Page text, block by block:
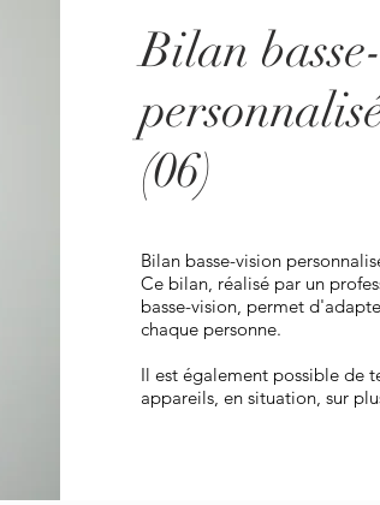
Bilan
(06)
Bilan basse-vision
Ce bilan, réalisé par un
basse-vision, permet
chaque personne.
Il est également possible de
appareils, en situation, sur